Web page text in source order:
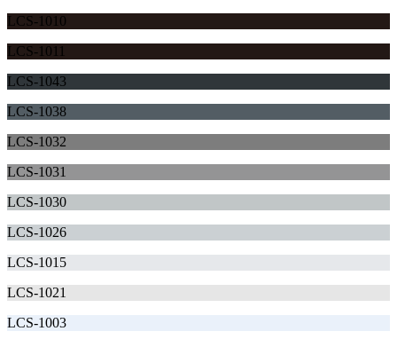
LCS-1010
LCS-1011
LCS-1043
LCS-1038
LCS-1032
LCS-1031
LCS-1030
LCS-1026
LCS-1015
LCS-1021
LCS-1003